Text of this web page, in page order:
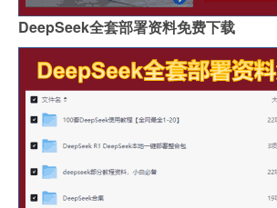
DeepSeek全套部署资料免费下载